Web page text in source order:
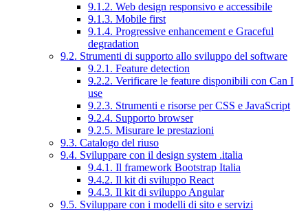
9.1.2. Web design responsivo e accessibile
9.1.3. Mobile first
9.1.4. Progressive enhancement e Graceful
degradation
9.2. Strumenti di supporto allo sviluppo del software
9.2.1. Feature detection
9.2.2. Verificare le feature disponibili con Can I
use
9.2.3. Strumenti e risorse per CSS e JavaScript
9.2.4. Supporto browser
9.2.5. Misurare le prestazioni
9.3. Catalogo del riuso
9.4. Sviluppare con il design system .italia
9.4.1. Il framework Bootstrap Italia
9.4.2. Il kit di sviluppo React
9.4.3. Il kit di sviluppo Angular
9.5. Sviluppare con i modelli di sito e servizi